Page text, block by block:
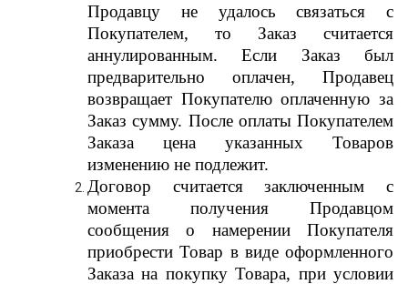
Продавцу не удалось связаться с
Покупателем, то Заказ считается
аннулированным. Если Заказ был
предварительно оплачен, Продавец
возвращает Покупателю оплаченную за
Заказ сумму. После оплаты Покупателем
Заказа цена указанных Товаров
изменению не подлежит.
Договор считается заключенным с
момента получения Продавцом
сообщения о намерении Покупателя
приобрести Товар в виде оформленного
Заказа на покупку Товара, при условии